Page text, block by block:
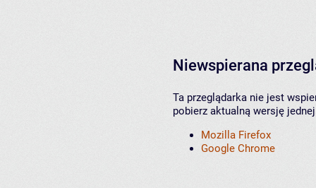
Niewspierana
Ta przeglądarka nie jest
pobierz aktualną wersję
Mozilla Firefox
Google Chrome